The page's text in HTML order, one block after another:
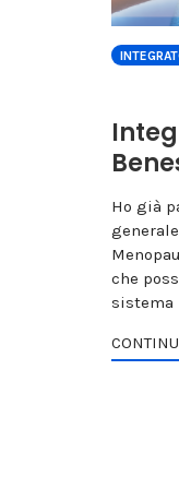
Ho già
che
sistema